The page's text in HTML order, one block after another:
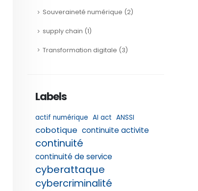
Souveraineté numérique (2)
supply chain (1)
Transformation digitale (3)
Labels
actif numérique AI act ANSSI
cobotique continuite activite
continuité
continuité de service
cyberattaque
cybercriminalité